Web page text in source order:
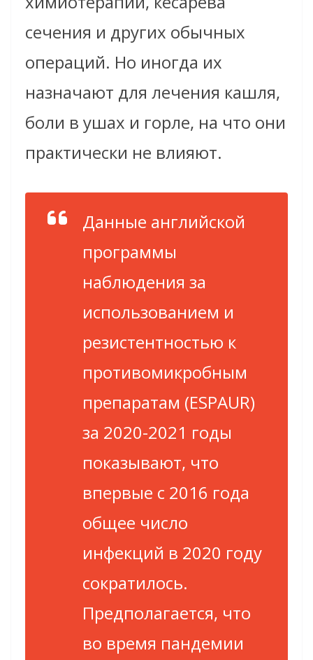
сечения и других обычных
операций. Но иногда их
назначают для лечения кашля,
боли в ушах и горле, на что они
практически не влияют.
Данные английской
программы
наблюдения за
использованием и
резистентностью к
противомикробным
препаратам (ESPAUR)
за 2020-2021 годы
показывают, что
впервые с 2016 года
общее число
инфекций в 2020 году
сократилось.
Предполагается, что
во время пандемии